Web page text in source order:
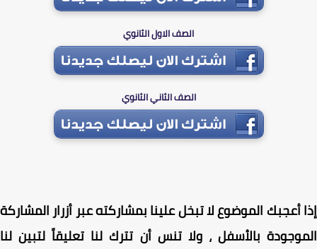
الصف الاول الثانوي
الصف الثاني الثانوي
أعجبك الموضوع لا تبخل علينا بمشاركته عبر أزرار المشاركة
بالأسفل ، ولا تنس أن تترك لنا تعليقاً لتبين لنا